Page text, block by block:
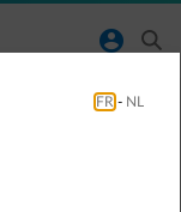
normal-account-circle search
FR - NL